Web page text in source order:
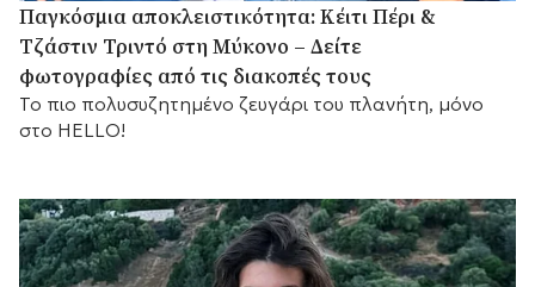
Παγκόσμια αποκλειστικότητα: Κέιτι Πέρι &
Τζάστιν Τριντό στη Μύκονο – Δείτε
φωτογραφίες από τις διακοπές τους
Το πιο πολυσυζητημένο ζευγάρι του πλανήτη, μόνο
στο HELLO!